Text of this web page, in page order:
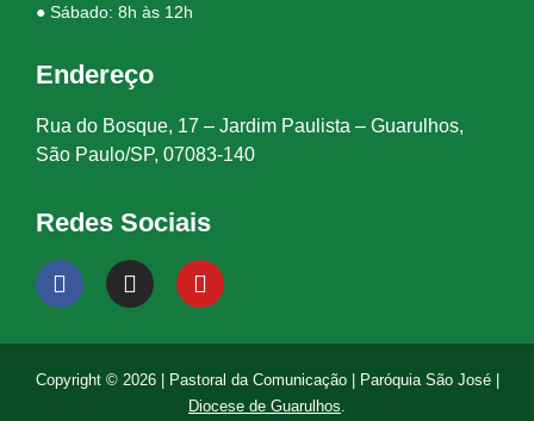
● Sábado: 8h às 12h
Endereço
Rua do Bosque, 17 – Jardim Paulista – Guarulhos,
São Paulo/SP, 07083-140
Redes Sociais
Copyright © 2026 | Pastoral da Comunicação | Paróquia São José |
Diocese de Guarulhos.